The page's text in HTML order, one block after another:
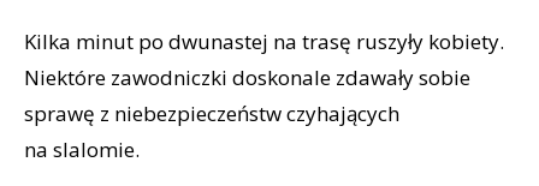
Kilka minut po dwunastej na trasę ruszyły kobiety.
Niektóre zawodniczki doskonale zdawały sobie
sprawę z niebezpieczeństw czyhających
na slalomie.